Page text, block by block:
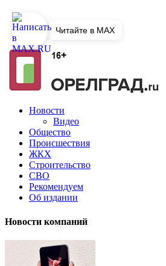
Новости
Видео
Общество
Происшествия
ЖКХ
Строительство
СВО
Рекомендуем
Об издании
Новости компаний
Читайте в MAX